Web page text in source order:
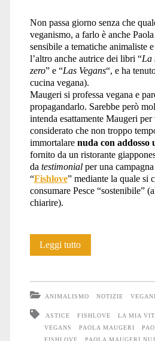
Non passa giorno senza che
veganismo, a farlo è anche
sensibile a tematiche animaliste
l’altro anche autrice dei libri “La
zero” e “Las Vegans“, e ha
cucina vegana).
Maugeri si professa vegana e
propagandarlo. Sarebbe però
intenda esattamente Maugeri
considerato che non troppo
immortalare nuda con addosso
fornito da un ristorante
da testimonialper una
“Fishlove” mediante la quale si
consumare Pesce “sostenibile”
chiarire).
Leggi tuttoFishlove
ANIMALISMO NOTIZIE
ASTICE FISHLOVE LA MIA
VEGANS
PAOLA MAUGERI